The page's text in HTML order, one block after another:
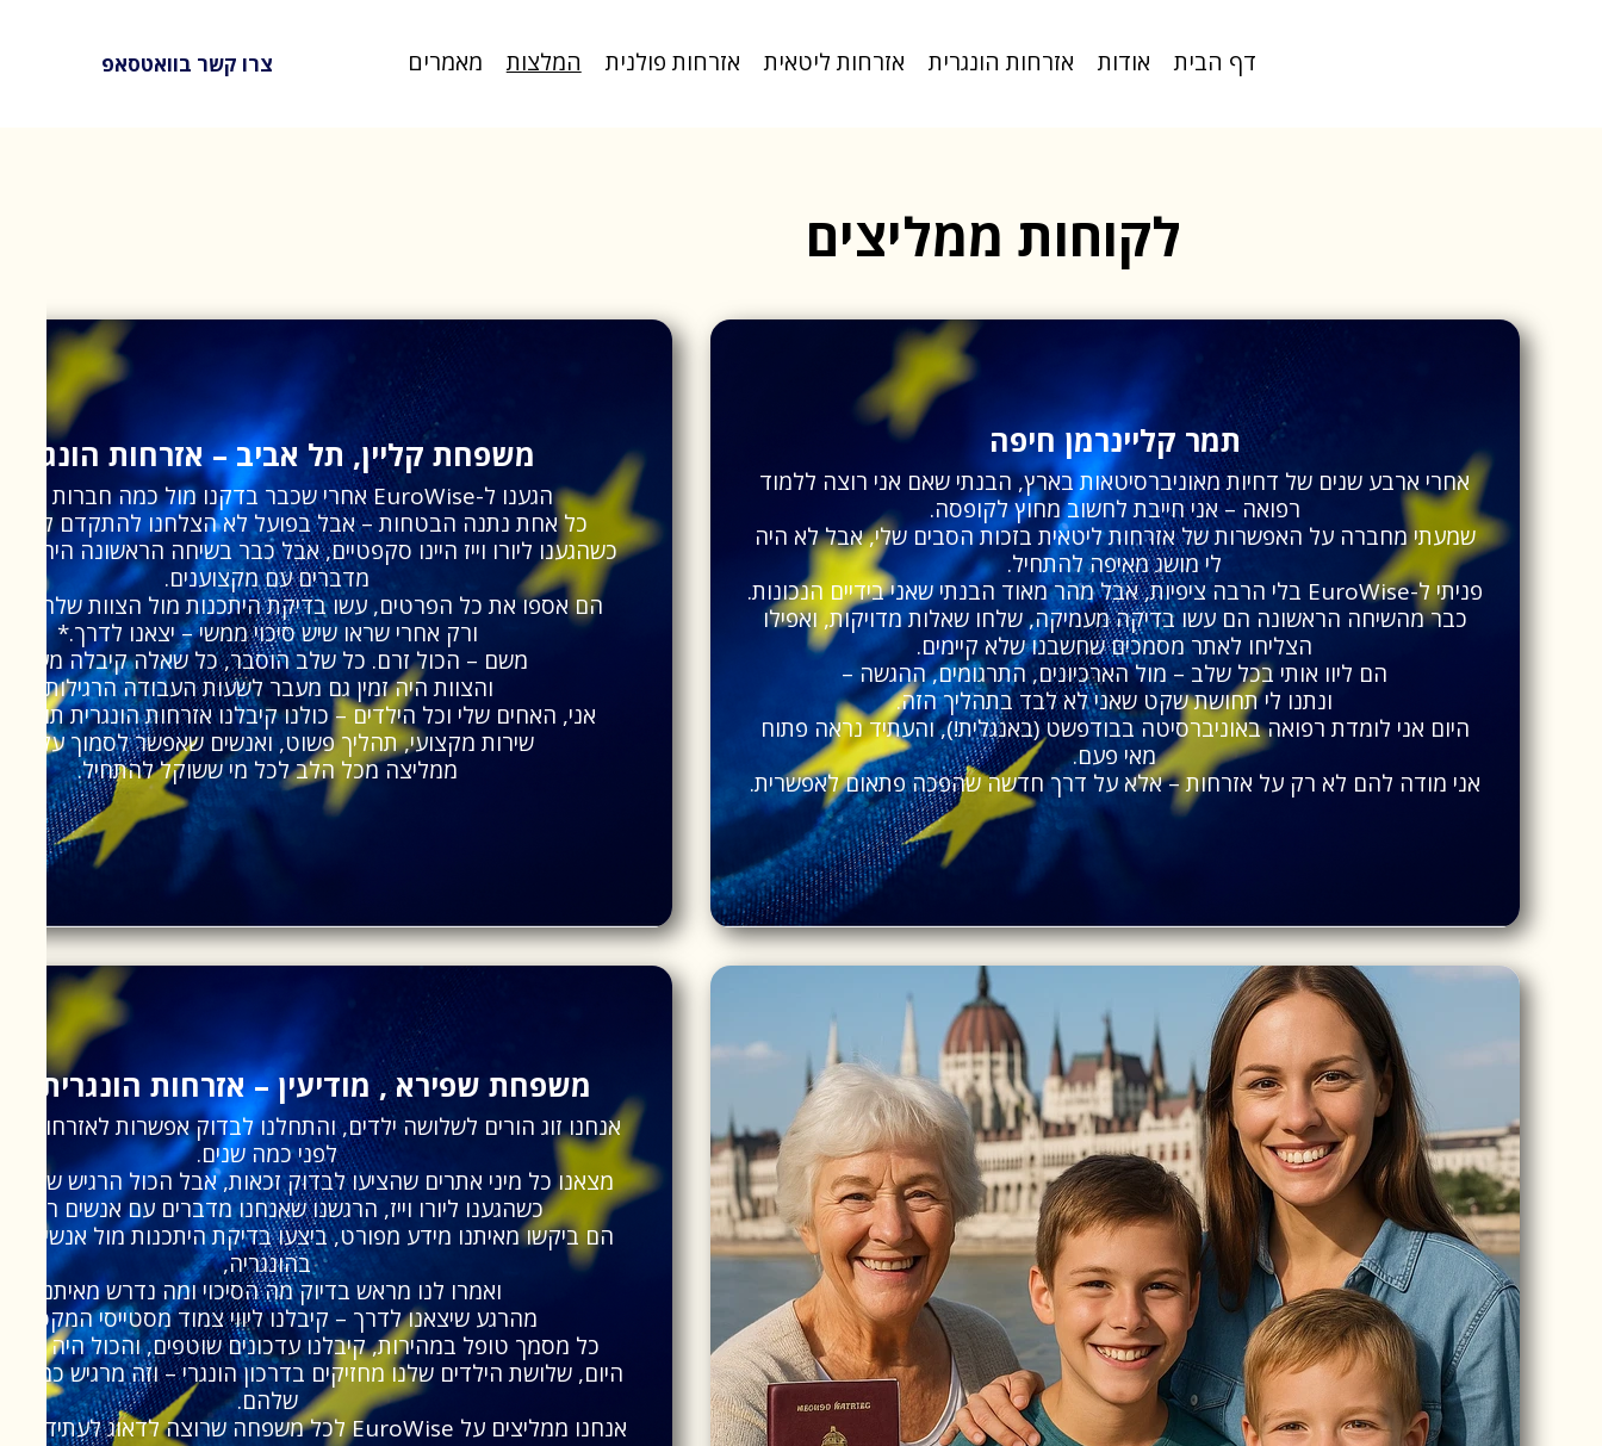
צרו קשר בוואטסאפ דף הבית אודות אזרחות הונגרית אזרחות ליטאית אזרחות פולנית המלצות מאמרים
תמר קליינרמן חיפה
אחרי ארבע שנים של דחיות מאוניברסיטאות בארץ, הבנתי שאם אני רוצה ללמוד
רפואה – אני חייבת לחשוב מחוץ לקופסה.
שמעתי מחברה על האפשרות של אזרחות ליטאית בזכות הסבים שלי, אבל לא היה
לי מושג מאיפה להתחיל.
פניתי ל-EuroWise בלי הרבה ציפיות, אבל מהר מאוד הבנתי שאני בידיים הנכונות.
כבר מהשיחה הראשונה הם עשו בדיקה מעמיקה, שלחו שאלות מדויקות, ואפילו
הצליחו לאתר מסמכים שחשבנו שלא קיימים.
הם ליוו אותי בכל שלב – מול הארכיונים, התרגומים, ההגשה –
ונתנו לי תחושת שקט שאני לא לבד בתהליך הזה.
היום אני לומדת רפואה באוניברסיטה בבודפשט (באנגלית!), והעתיד נראה פתוח
מאי פעם.
אני מודה להם לא רק על אזרחות – אלא על דרך חדשה שהפכה פתאום לאפשרית.
משפחת קליין, תל אביב – אזרחות הונגרית
הגענו ל-EuroWise אחרי שכבר בדקנו מול כמה חברות אחרות.
כל אחת נתנה הבטחות – אבל בפועל לא הצלחנו להתקדם לשום
כשהגענו ליורו וייז היינו סקפטיים, אבל כבר בשיחה הראשונה היה
מדברים עם מקצוענים.
הם אספו את כל הפרטים, עשו בדיקת היתכנות מול הצוות שלהם
ורק אחרי שראו שיש סיכוי ממשי – יצאנו לדרך.*
משם – הכול זרם. כל שלב הוסבר, כל שאלה קיבלה מענה,
והצוות היה זמין גם מעבר לשעות העבודה הרגילות.
אני, האחים שלי וכל הילדים – כולנו קיבלנו אזרחות הונגרית תוך
שירות מקצועי, תהליך פשוט, ואנשים שאפשר לסמוך עליהם.
ממליצה מכל הלב לכל מי ששוקל להתחיל.
משפחת שפירא , מודיעין – אזרחות הונגרית
אנחנו זוג הורים לשלושה ילדים, והתחלנו לבדוק אפשרות לאזרחות
לפני כמה שנים.
מצאנו כל מיני אתרים שהציעו לבדוק זכאות, אבל הכול הרגיש שטחי
כשהגענו ליורו וייז, הרגשנו שאנחנו מדברים עם אנשים
הם ביקשו מאיתנו מידע מפורט, ביצעו בדיקת היתכנות מול אנשי
בהונגריה,
ואמרו לנו מראש בדיוק מה הסיכוי ומה נדרש מאיתנו.
מהרגע שיצאנו לדרך – קיבלנו ליווי צמוד מסטייסי
כל מסמך טופל במהירות, קיבלנו עדכונים שוטפים, והכול היה
היום, שלושת הילדים שלנו מחזיקים בדרכון הונגרי – וזה מרגיש כמו
שלהם.
אנחנו ממליצים על EuroWise לכל משפחה שרוצה לדאוג לעתיד של הדור הבא.
לקוחות ממליצים